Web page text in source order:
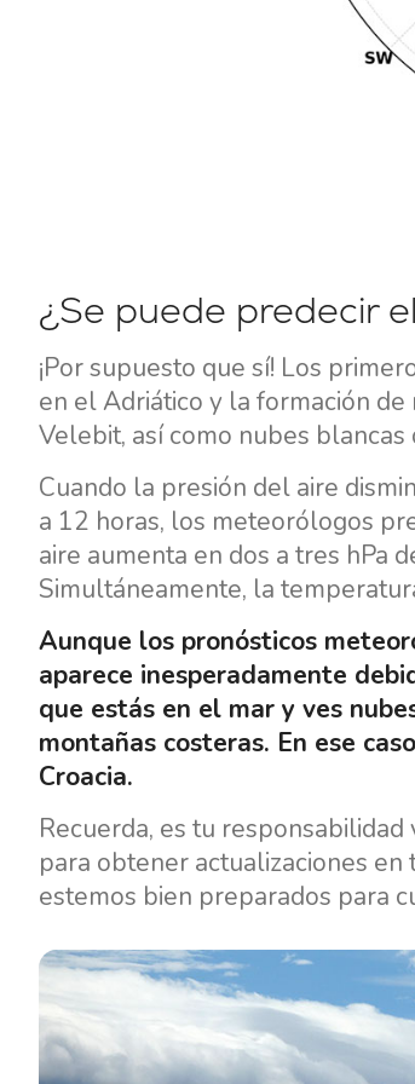
¿Se puede predecir
¡Por supuesto que sí! Los
en el Adriático y la formación
Velebit, así como nubes
Cuando la presión del aire
a 12 horas, los meteorólogos
aire aumenta en dos a tres hPa
Simultáneamente, la
Aunque los pronósticos
aparece inesperadamente
que estás en el mar y ves
montañas costeras. En ese
Croacia.
Recuerda, es tu
para obtener actualizaciones
estemos bien preparados para